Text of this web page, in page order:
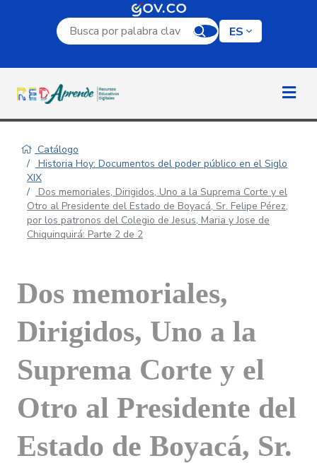
Campo de búsqueda por palabra clave
ES
Catálogo
Historia Hoy: Documentos del poder público en el Siglo
XIX
Dos memoriales, Dirigidos, Uno a la Suprema Corte y el
Otro al Presidente del Estado de Boyacá, Sr. Felipe Pérez,
por los patronos del Colegio de Jesus, Maria y Jose de
Chiquinquirá: Parte 2 de 2
Dos memoriales,
Dirigidos, Uno a la
Suprema Corte y el
Otro al Presidente del
Estado de Boyacá, Sr.